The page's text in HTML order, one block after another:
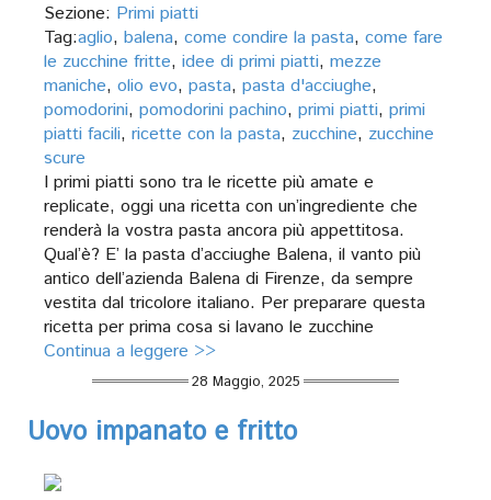
Sezione: Primi piatti
Tag:aglio, balena, come condire la pasta, come fare
le zucchine fritte, idee di primi piatti, mezze
maniche, olio evo, pasta, pasta d'acciughe,
pomodorini, pomodorini pachino, primi piatti, primi
piatti facili, ricette con la pasta, zucchine, zucchine
scure
I primi piatti sono tra le ricette più amate e
replicate, oggi una ricetta con un’ingrediente che
renderà la vostra pasta ancora più appettitosa.
Qual’è? E’ la pasta d’acciughe Balena, il vanto più
antico dell’azienda Balena di Firenze, da sempre
vestita dal tricolore italiano. Per preparare questa
ricetta per prima cosa si lavano le zucchine
Continua a leggere >>
28 Maggio, 2025
Uovo impanato e fritto